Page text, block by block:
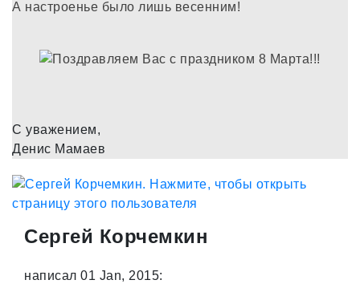
А настроенье было лишь весенним!
С уважением,
Денис Мамаев
Сергей Корчемкин
написал 01 Jan, 2015: